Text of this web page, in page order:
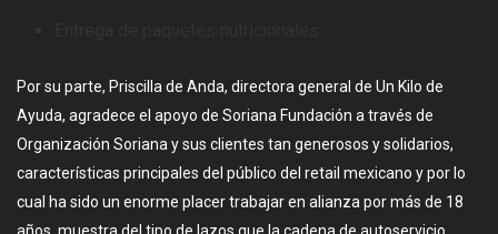
Por su parte, Priscilla de Anda, directora general de Un Kilo de
Ayuda, agradece el apoyo de Soriana Fundación a través de
Organización Soriana y sus clientes tan generosos y solidarios,
características principales del público del retail mexicano y por lo
cual ha sido un enorme placer trabajar en alianza por más de 18
años, muestra del tipo de lazos que la cadena de autoservicio